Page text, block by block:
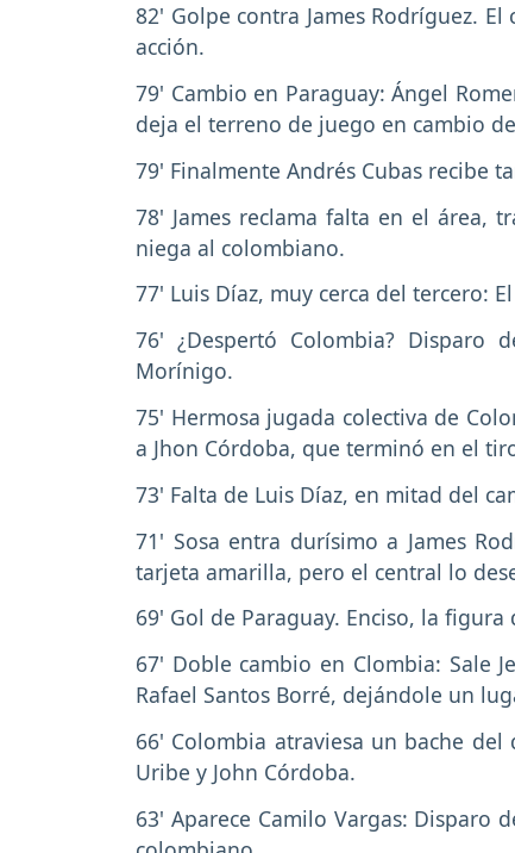
82' Golpe contra James Rodríguez.
acción.
79' Cambio en Paraguay: Ángel
deja el terreno de juego en cambio
79' Finalmente Andrés Cubas recibe
78' James reclama falta en el área,
niega al colombiano.
77' Luis Díaz, muy cerca del tercero:
76' ¿Despertó Colombia?
Morínigo.
75' Hermosa jugada colectiva de
a Jhon Córdoba, que terminó en el
73' Falta de Luis Díaz, en mitad del
71' Sosa entra durísimo a James
tarjeta amarilla, pero el central lo
69' Gol de Paraguay. Enciso, la
67' Doble cambio en Clombia: Sale
Rafael Santos Borré, dejándole un
66' Colombia atraviesa un bache
Uribe y John Córdoba.
63' Aparece Camilo Vargas: Disparo